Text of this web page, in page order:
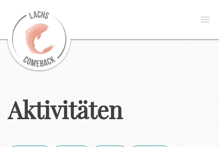
Startseite
Open
menu
Aktivitäten